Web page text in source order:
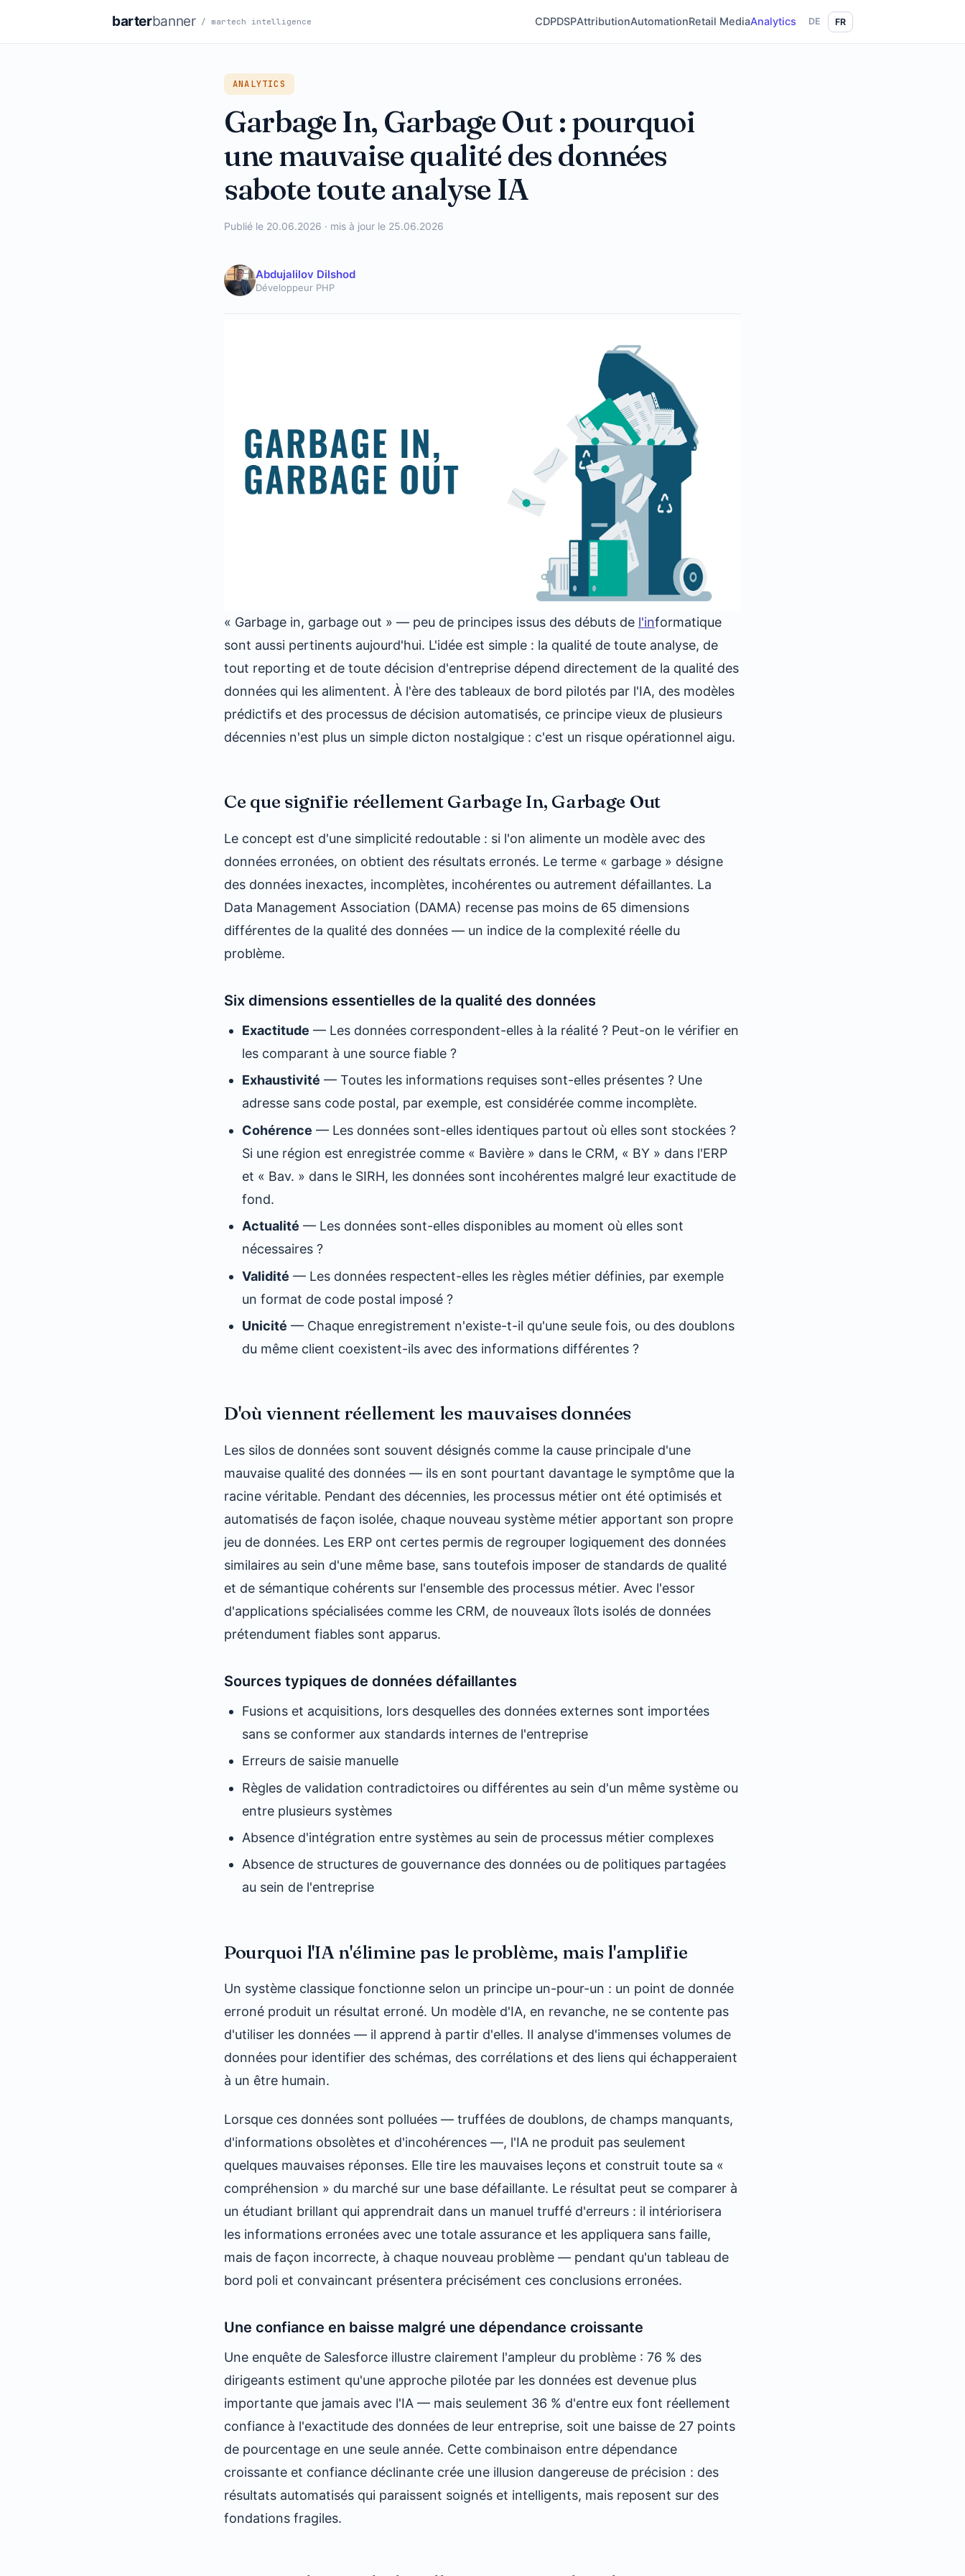
barterbanner / martech intelligence CDPDSPAttributionAutomationRetail MediaAnalytics DE FR
ANALYTICS
Garbage In, Garbage Out : pourquoi
une mauvaise qualité des données
sabote toute analyse IA
Publié le 20.06.2026 · mis à jour le 25.06.2026
Abdujalilov Dilshod
Développeur PHP
« Garbage in, garbage out » — peu de principes issus des débuts de l'informatique
sont aussi pertinents aujourd'hui. L'idée est simple : la qualité de toute analyse, de
tout reporting et de toute décision d'entreprise dépend directement de la qualité des
données qui les alimentent. À l'ère des tableaux de bord pilotés par l'IA, des modèles
prédictifs et des processus de décision automatisés, ce principe vieux de plusieurs
décennies n'est plus un simple dicton nostalgique : c'est un risque opérationnel aigu.
Ce que signifie réellement Garbage In, Garbage Out
Le concept est d'une simplicité redoutable : si l'on alimente un modèle avec des
données erronées, on obtient des résultats erronés. Le terme « garbage » désigne
des données inexactes, incomplètes, incohérentes ou autrement défaillantes. La
Data Management Association (DAMA) recense pas moins de 65 dimensions
différentes de la qualité des données — un indice de la complexité réelle du
problème.
Six dimensions essentielles de la qualité des données
Exactitude — Les données correspondent-elles à la réalité ? Peut-on le vérifier en
les comparant à une source fiable ?
Exhaustivité — Toutes les informations requises sont-elles présentes ? Une
adresse sans code postal, par exemple, est considérée comme incomplète.
Cohérence — Les données sont-elles identiques partout où elles sont stockées ?
Si une région est enregistrée comme « Bavière » dans le CRM, « BY » dans l'ERP
et « Bav. » dans le SIRH, les données sont incohérentes malgré leur exactitude de
fond.
Actualité — Les données sont-elles disponibles au moment où elles sont
nécessaires ?
Validité — Les données respectent-elles les règles métier définies, par exemple
un format de code postal imposé ?
Unicité — Chaque enregistrement n'existe-t-il qu'une seule fois, ou des doublons
du même client coexistent-ils avec des informations différentes ?
D'où viennent réellement les mauvaises données
Les silos de données sont souvent désignés comme la cause principale d'une
mauvaise qualité des données — ils en sont pourtant davantage le symptôme que la
racine véritable. Pendant des décennies, les processus métier ont été optimisés et
automatisés de façon isolée, chaque nouveau système métier apportant son propre
jeu de données. Les ERP ont certes permis de regrouper logiquement des données
similaires au sein d'une même base, sans toutefois imposer de standards de qualité
et de sémantique cohérents sur l'ensemble des processus métier. Avec l'essor
d'applications spécialisées comme les CRM, de nouveaux îlots isolés de données
prétendument fiables sont apparus.
Sources typiques de données défaillantes
Fusions et acquisitions, lors desquelles des données externes sont importées
sans se conformer aux standards internes de l'entreprise
Erreurs de saisie manuelle
Règles de validation contradictoires ou différentes au sein d'un même système ou
entre plusieurs systèmes
Absence d'intégration entre systèmes au sein de processus métier complexes
Absence de structures de gouvernance des données ou de politiques partagées
au sein de l'entreprise
Pourquoi l'IA n'élimine pas le problème, mais l'amplifie
Un système classique fonctionne selon un principe un-pour-un : un point de donnée
erroné produit un résultat erroné. Un modèle d'IA, en revanche, ne se contente pas
d'utiliser les données — il apprend à partir d'elles. Il analyse d'immenses volumes de
données pour identifier des schémas, des corrélations et des liens qui échapperaient
à un être humain.
Lorsque ces données sont polluées — truffées de doublons, de champs manquants,
d'informations obsolètes et d'incohérences —, l'IA ne produit pas seulement
quelques mauvaises réponses. Elle tire les mauvaises leçons et construit toute sa «
compréhension » du marché sur une base défaillante. Le résultat peut se comparer à
un étudiant brillant qui apprendrait dans un manuel truffé d'erreurs : il intériorisera
les informations erronées avec une totale assurance et les appliquera sans faille,
mais de façon incorrecte, à chaque nouveau problème — pendant qu'un tableau de
bord poli et convaincant présentera précisément ces conclusions erronées.
Une confiance en baisse malgré une dépendance croissante
Une enquête de Salesforce illustre clairement l'ampleur du problème : 76 % des
dirigeants estiment qu'une approche pilotée par les données est devenue plus
importante que jamais avec l'IA — mais seulement 36 % d'entre eux font réellement
confiance à l'exactitude des données de leur entreprise, soit une baisse de 27 points
de pourcentage en une seule année. Cette combinaison entre dépendance
croissante et confiance déclinante crée une illusion dangereuse de précision : des
résultats automatisés qui paraissent soignés et intelligents, mais reposent sur des
fondations fragiles.